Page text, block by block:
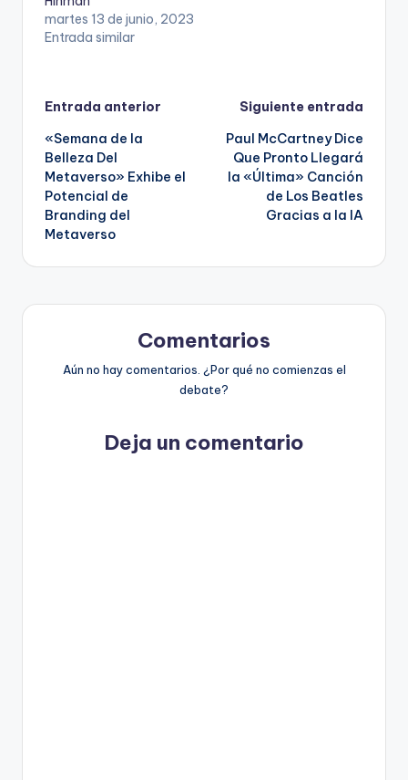
martes 13 de junio, 2023
Entrada similar
Navegación
de
entradas
Entrada anterior
«Semana de la
Belleza Del
Metaverso» Exhibe el
Potencial de
Branding del
Metaverso
Siguiente entrada
Paul McCartney Dice
Que Pronto Llegará
la «Última» Canción
de Los Beatles
Gracias a la IA
Comentarios
Aún no hay comentarios. ¿Por qué no comienzas el
debate?
Deja un comentario